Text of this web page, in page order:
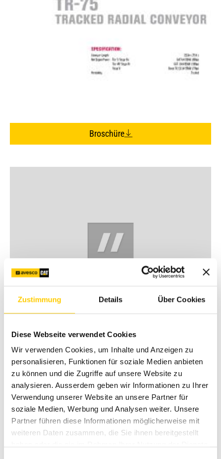
Zustimmung Details Über Cookies
Diese Webseite verwendet Cookies
Wir verwenden Cookies, um Inhalte und Anzeigen zu
personalisieren, Funktionen für soziale Medien anbieten
zu können und die Zugriffe auf unsere Website zu
analysieren. Ausserdem geben wir Informationen zu Ihrer
Verwendung unserer Website an unsere Partner für
soziale Medien, Werbung und Analysen weiter. Unsere
Partner führen diese Informationen möglicherweise mit
weiteren Daten zusammen, die Sie ihnen bereitgestellt
Broschüre
Dein direkter Kontakt
Sommer Marcel
+41 62 915 8626
marcel.sommer@avesco.ch